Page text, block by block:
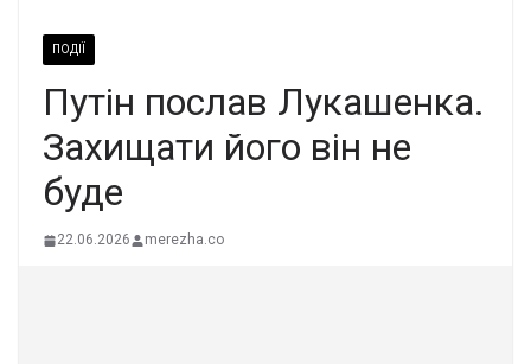
ПОДІЇ
Путін послав Лукашенка.
Захищати його він не
буде
22.06.2026 merezha.co